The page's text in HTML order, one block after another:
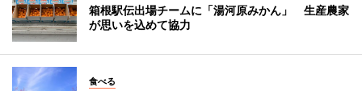
箱根駅伝出場チームに「湯河原みかん」 生産農家
が思いを込めて協力
食べる